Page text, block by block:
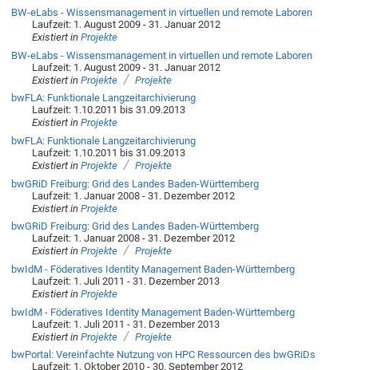
BW-eLabs - Wissensmanagement in virtuellen und remote Laboren
Laufzeit: 1. August 2009 - 31. Januar 2012
Existiert in Projekte
BW-eLabs - Wissensmanagement in virtuellen und remote Laboren
Laufzeit: 1. August 2009 - 31. Januar 2012
Existiert in Projekte / Projekte
bwFLA: Funktionale Langzeitarchivierung
Laufzeit: 1.10.2011 bis 31.09.2013
Existiert in Projekte
bwFLA: Funktionale Langzeitarchivierung
Laufzeit: 1.10.2011 bis 31.09.2013
Existiert in Projekte / Projekte
bwGRiD Freiburg: Grid des Landes Baden-Württemberg
Laufzeit: 1. Januar 2008 - 31. Dezember 2012
Existiert in Projekte
bwGRiD Freiburg: Grid des Landes Baden-Württemberg
Laufzeit: 1. Januar 2008 - 31. Dezember 2012
Existiert in Projekte / Projekte
bwIdM - Föderatives Identity Management Baden-Württemberg
Laufzeit: 1. Juli 2011 - 31. Dezember 2013
Existiert in Projekte
bwIdM - Föderatives Identity Management Baden-Württemberg
Laufzeit: 1. Juli 2011 - 31. Dezember 2013
Existiert in Projekte / Projekte
bwPortal: Vereinfachte Nutzung von HPC Ressourcen des bwGRiDs
Laufzeit: 1. Oktober 2010 - 30. September 2012